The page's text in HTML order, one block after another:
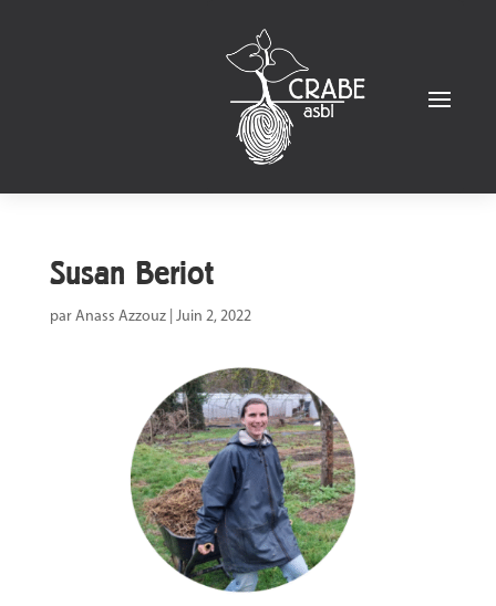
Susan Beriot
par Anass Azzouz| Juin 2, 2022